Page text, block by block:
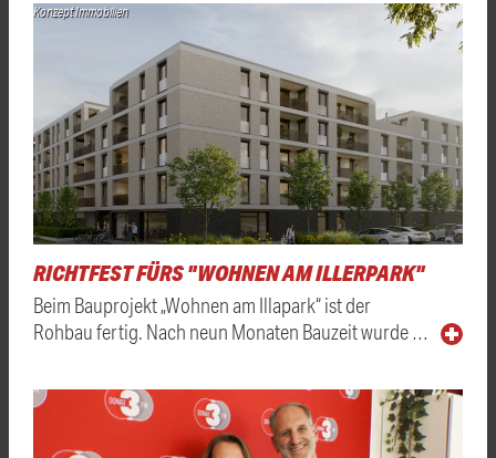
Konzept Immobilien
RICHTFEST FÜRS "WOHNEN AM ILLERPARK"
Beim Bauprojekt „Wohnen am Illapark“ ist der
Rohbau fertig. Nach neun Monaten Bauzeit wurde …